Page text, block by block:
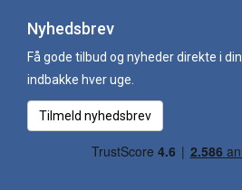
Nyhedsbrev
Få gode tilbud og nyheder direkte i din
indbakke hver uge.
Tilmeld nyhedsbrev